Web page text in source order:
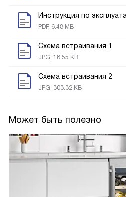
Инструкция по
PDF, 6.48 MB
Схема встраивания 1
JPG, 18.55 KB
Схема встраивания 2
JPG, 303.32 KB
Может быть полезно